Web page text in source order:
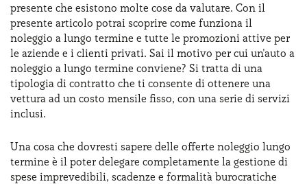
Aziende e P.IVA
CHI SIAMO
La nostra storia
Lavora con noi
COME FUNZIONA
PERCHÉ CONVIENE
SCEGLI UN PAESE
presente che esistono molte cose da valutare. Con il
presente articolo potrai scoprire come funziona il
noleggio a lungo termine e tutte le promozioni attive per
le aziende e i clienti privati. Sai il motivo per cui un'auto a
noleggio a lungo termine conviene? Si tratta di una
tipologia di contratto che ti consente di ottenere una
vettura ad un costo mensile fisso, con una serie di servizi
inclusi.
Una cosa che dovresti sapere delle offerte noleggio lungo
termine è il poter delegare completamente la gestione di
spese imprevedibili, scadenze e formalità burocratiche